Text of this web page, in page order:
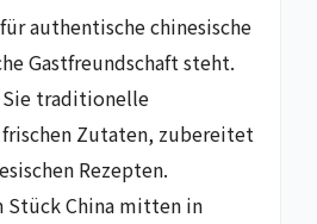
authentische chinesische
Gastfreundschaft steht.
Sie traditionelle
Zutaten, zubereitet
Rezepten.
Stück China mitten in